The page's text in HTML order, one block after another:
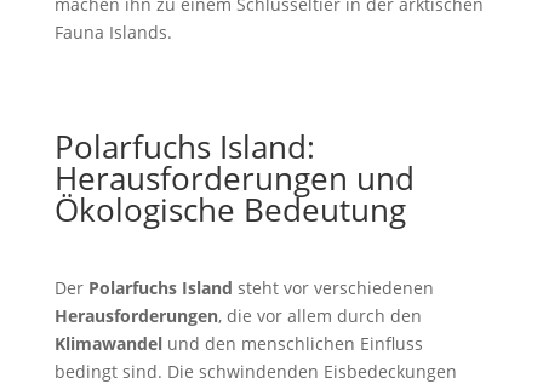
Fauna Islands.
Polarfuchs Island:
Herausforderungen und
Ökologische Bedeutung
Der Polarfuchs Island steht vor verschiedenen
Herausforderungen, die vor allem durch den
Klimawandelund den menschlichen Einfluss
bedingt sind. Die schwindenden Eisbedeckungen